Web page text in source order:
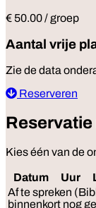
€ 50.00 / groep
Aantal vrije
Zie de data
Reserveren
Reservatie
Kies één van de
Datum Uur
Af te spreken
binnenkort nog